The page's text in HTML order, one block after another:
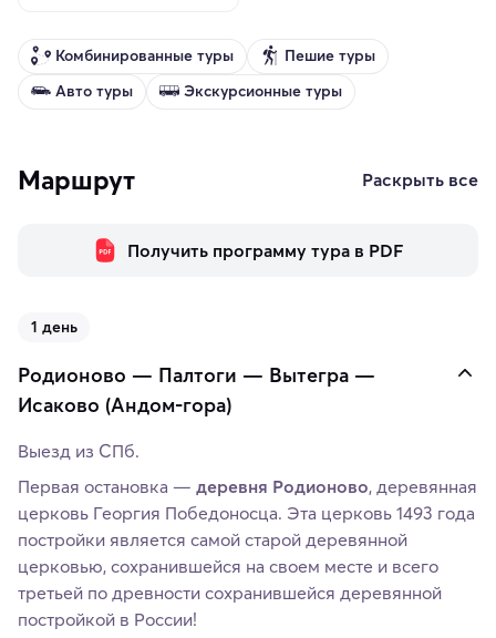
Комбинированные туры
Пешие туры
Авто туры
Экскурсионные туры
Маршрут Раскрыть все
Получить программу тура в PDF
1 день
Родионово — Палтоги — Вытегра —
Исаково (Андом-гора)
Выезд из СПб.
Первая остановка — деревня Родионово, деревянная
церковь Георгия Победоносца. Эта церковь 1493 года
постройки является самой старой деревянной
церковью, сохранившейся на своем месте и всего
третьей по древности сохранившейся деревянной
постройкой в России!